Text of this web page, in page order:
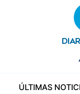
ÚLTIMAS